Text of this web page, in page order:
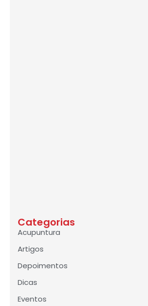
Categorias
Acupuntura
Artigos
Depoimentos
Dicas
Eventos